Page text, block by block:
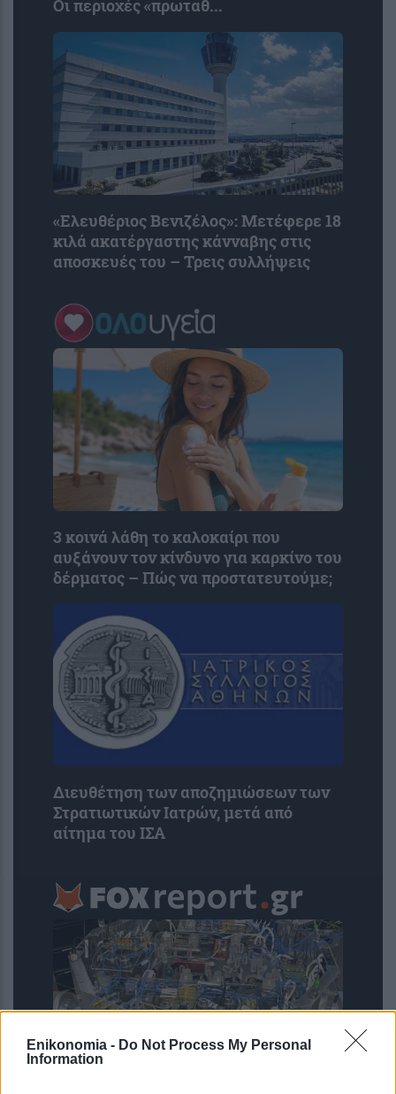
Enikonomia - Do Not Process My Personal
Information
Οι περιοχές «πρωταθ...
«Ελευθέριος Βενιζέλος»: Μετέφερε 18
κιλά ακατέργαστης κάνναβης στις
αποσκευές του – Τρεις συλλήψεις
3 κοινά λάθη το καλοκαίρι που
αυξάνουν τον κίνδυνο για καρκίνο του
δέρματος – Πώς να προστατευτούμε;
Διευθέτηση των αποζημιώσεων των
Στρατιωτικών Ιατρών, μετά από
αίτημα του ΙΣΑ